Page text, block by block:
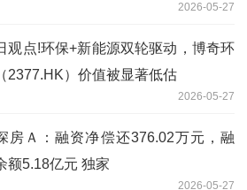
2026-05-27
观点!环保+新能源双轮驱动，博奇环
2377.HK）价值被显著低估
2026-05-27
房Ａ：融资净偿还376.02万元，融
额5.18亿元 独家
2026-05-27